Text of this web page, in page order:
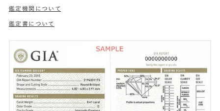
鑑定機関について
鑑定書について